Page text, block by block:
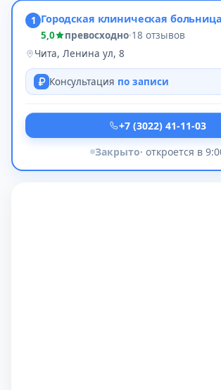
1 Городская клиническая
5,0 превосходно·18 отзывов
Чита, Ленина ул, 8
Консультация по записи
+7 (3022) 41-11-03
Закрыто· откроется в